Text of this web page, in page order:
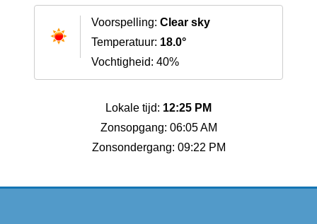
Voorspelling: Clear sky
Temperatuur: 18.0°
Vochtigheid: 40%
Lokale tijd: 12:25 PM
Zonsopgang: 06:05 AM
Zonsondergang: 09:22 PM